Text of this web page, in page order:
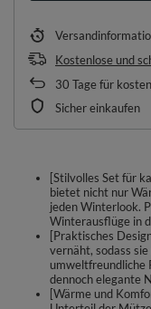
Kostenlose und
30 Tage für
Sicher einkaufen
[Stilvolles Set für
bietet nicht nur
jeden Winterlook.
Winterausflüge in
[Praktisches
vernäht, sodass
umweltfreundliche
dennoch elegante
[Wärme und